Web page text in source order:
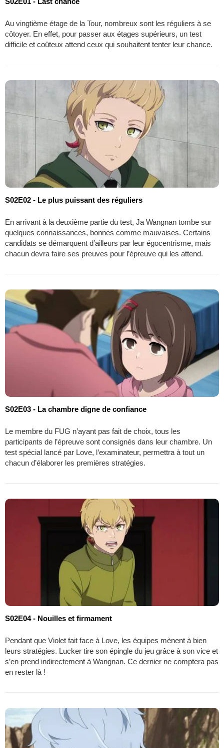
Au vingtième étage de la Tour, nombreux sont les réguliers à se
côtoyer. En effet, pour passer aux étages supérieurs, un test
difficile et coûteux attend ceux qui souhaitent tenter leur chance.
S02E02 - Le plus puissant des réguliers
En arrivant à la deuxième partie du test, Ja Wangnan tombe sur
quelques connaissances, bonnes comme mauvaises. Certains
candidats se démarquent d’ailleurs par leur égocentrisme, mais
chacun devra faire ses preuves pour l’épreuve qui les attend.
S02E03 - La chambre digne de confiance
Le membre du FUG n’ayant pas fait de choix, tous les
participants de l’épreuve sont consignés dans leur chambre. Un
test spécial lancé par Love, l’examinateur, permettra à tout un
chacun d’élaborer les premières stratégies.
S02E04 - Nouilles et firmament
Pendant que Violet fait face à Love, les équipes mènent à bien
leurs stratégies. Lucker tire son épingle du jeu grâce à son vice et
s’en prend indirectement à Wangnan. Ce dernier ne comptera pas
en rester là !